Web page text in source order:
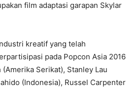
film adaptasi garapan Skylar
kreatif yang telah
pada Popcon Asia 2016
(Amerika Serikat), Stanley Lau
(Indonesia), Russel Carpenter